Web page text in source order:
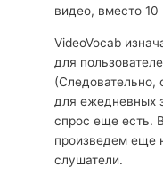
видео, вместо 10
VideoVocab
для
(Следовательно,
для ежедневных
спрос еще есть.
произведем еще
слушатели.